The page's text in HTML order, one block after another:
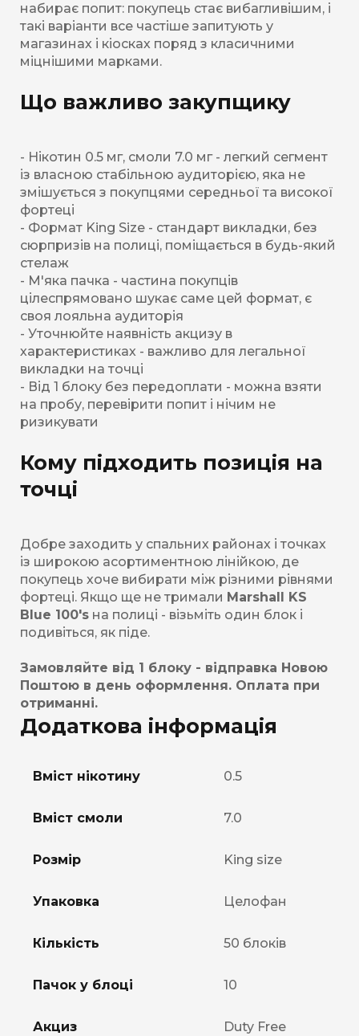
набирає попит: покупець стає вибагливішим, і
такі варіанти все частіше запитують у
магазинах і кіосках поряд з класичними
міцнішими марками.
Що важливо закупщику
- Нікотин 0.5 мг, смоли 7.0 мг - легкий сегмент
із власною стабільною аудиторією, яка не
змішується з покупцями середньої та високої
фортеці
- Формат King Size - стандарт викладки, без
сюрпризів на полиці, поміщається в будь-який
стелаж
- М'яка пачка - частина покупців
цілеспрямовано шукає саме цей формат, є
своя лояльна аудиторія
- Уточнюйте наявність акцизу в
характеристиках - важливо для легальної
викладки на точці
- Від 1 блоку без передоплати - можна взяти
на пробу, перевірити попит і нічим не
ризикувати
Кому підходить позиція на
точці
Добре заходить у спальних районах і точках
із широкою асортиментною лінійкою, де
покупець хоче вибирати між різними рівнями
фортеці. Якщо ще не тримали Marshall KS
Blue 100's на полиці - візьміть один блок і
подивіться, як піде.
Замовляйте від 1 блоку - відправка Новою
Поштою в день оформлення. Оплата при
отриманні.
Додаткова інформація
Вміст нікотину 0.5
Вміст смоли 7.0
Розмір King size
Упаковка Целофан
Кількість 50 блоків
Пачок у блоці 10
Акциз Duty Free